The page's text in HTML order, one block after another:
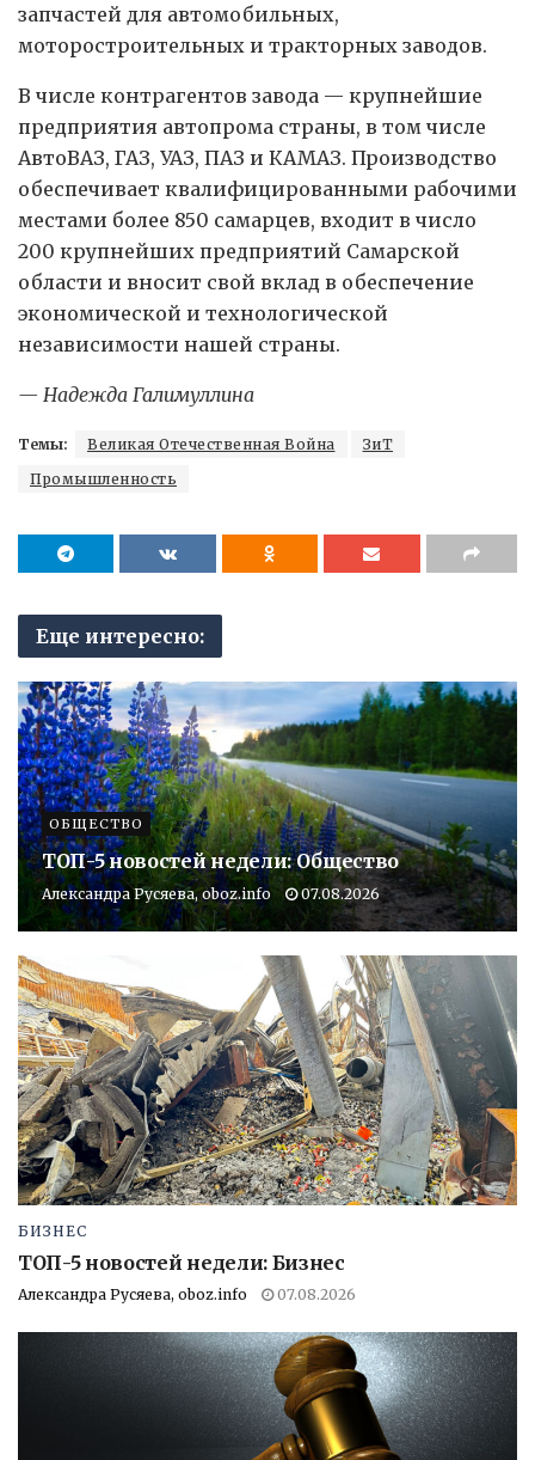
запчастей для автомобильных,
моторостроительных и тракторных заводов.
В числе контрагентов завода — крупнейшие
предприятия автопрома страны, в том числе
АвтоВАЗ, ГАЗ, УАЗ, ПАЗ и КАМАЗ. Производство
обеспечивает квалифицированными рабочими
местами более 850 самарцев, входит в число
200 крупнейших предприятий Самарской
области и вносит свой вклад в обеспечение
экономической и технологической
независимости нашей страны.
— Надежда Галимуллина
Темы: Великая Отечественная Война
ЗиТ
Промышленность
Еще интересно:
ОБЩЕСТВО
ТОП-5 новостей недели: Общество
Александра Русяева, oboz.info 07.08.2026
БИЗНЕС
ТОП-5 новостей недели: Бизнес
Александра Русяева, oboz.info 07.08.2026